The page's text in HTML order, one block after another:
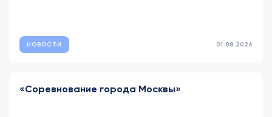
НОВОСТИ 01.08.2026
«Соревнование города Москвы»